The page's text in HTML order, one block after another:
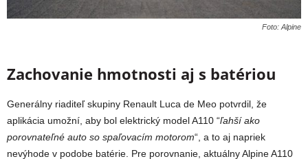
Foto: Alpine
Zachovanie hmotnosti aj s batériou
Generálny riaditeľ skupiny Renault Luca de Meo potvrdil, že
aplikácia umožní, aby bol elektrický model A110 “ľahší ako
porovnateľné auto so spaľovacím motorom“, a to aj napriek
nevýhode v podobe batérie. Pre porovnanie, aktuálny Alpine A110